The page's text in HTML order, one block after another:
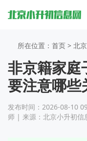
所在位置：首页 > 北
非京籍家庭
要注意哪些
发布时间：2026-08-10
师 | 来源：北京小升初信